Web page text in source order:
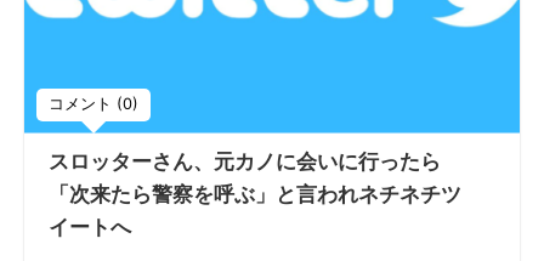
コメント (0)
スロッターさん、元カノに会いに行ったら
「次来たら警察を呼ぶ」と言われネチネチツ
イートへ